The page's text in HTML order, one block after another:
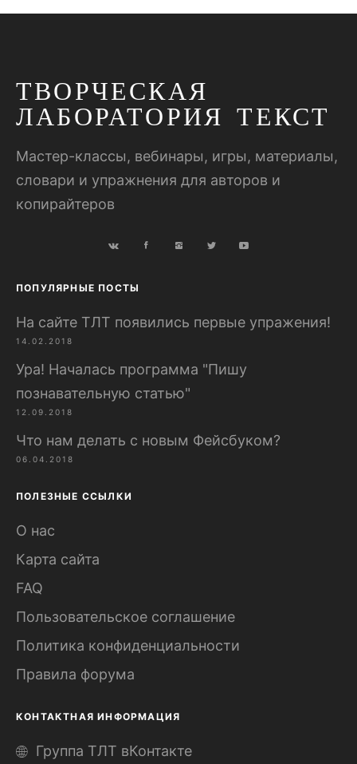
ТВОРЧЕСКАЯ
ЛАБОРАТОРИЯ ТЕКСТ
Мастер-классы, вебинары, игры, материалы,
словари и упражнения для авторов и
копирайтеров
ПОПУЛЯРНЫЕ ПОСТЫ
На сайте ТЛТ появились первые упражения!
14.02.2018
Ура! Началась программа "Пишу
познавательную статью"
12.09.2018
Что нам делать с новым Фейсбуком?
06.04.2018
ПОЛЕЗНЫЕ ССЫЛКИ
О нас
Карта сайта
FAQ
Пользовательское соглашение
Политика конфиденциальности
Правила форума
КОНТАКТНАЯ ИНФОРМАЦИЯ
Группа ТЛТ вКонтакте